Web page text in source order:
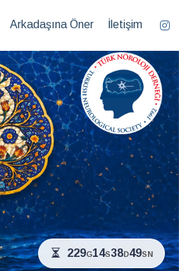
Arkadaşına Öner İletişim
229G14S38D47SN